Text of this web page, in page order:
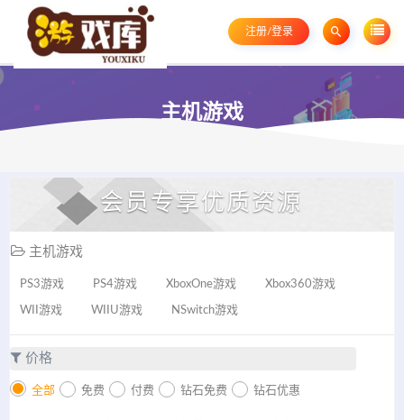
注册/登录
主机游戏
会员专享优质资源
主机游戏
PS3游戏 PS4游戏 XboxOne游戏 Xbox360游戏
WII游戏 WIIU游戏 NSwitch游戏
价格
全部 免费 付费 钻石免费 钻石优惠